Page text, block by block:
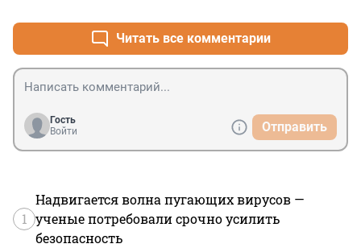
Читать все комментарии
Гость
Войти
Отправить
1
Надвигается волна пугающих вирусов —
ученые потребовали срочно усилить
безопасность